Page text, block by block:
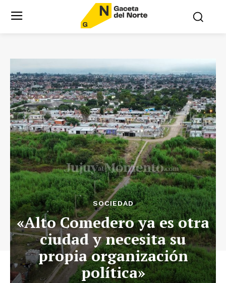
SOCIEDAD
«Alto Comedero ya es otra
ciudad y necesita su
propia organización
política»